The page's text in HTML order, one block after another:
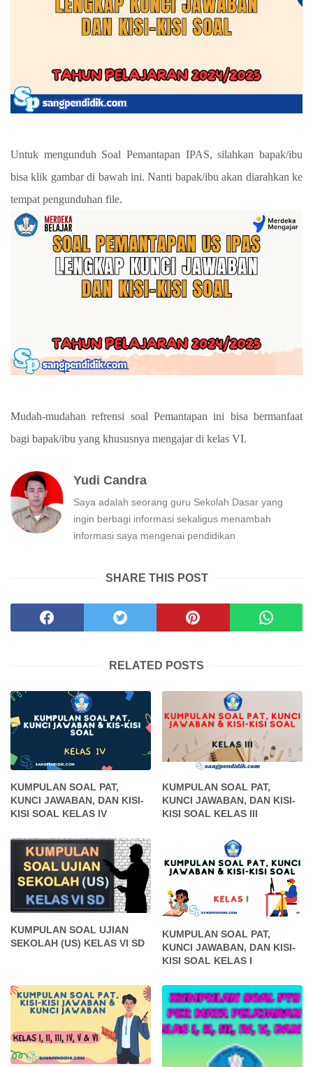
Untuk mengunduh Soal Pemantapan IPAS, silahkan bapak/ibu
bisa klik gambar di bawah ini. Nanti bapak/ibu akan diarahkan ke
tempat pengunduhan file.
Mudah-mudahan refrensi soal Pemantapan ini bisa bermanfaat
bagi bapak/ibu yang khususnya mengajar di kelas VI.
Yudi Candra
Saya adalah seorang guru Sekolah Dasar yang
ingin berbagi informasi sekaligus menambah
informasi saya mengenai pendidikan
SHARE THIS POST
RELATED POSTS
KUMPULAN SOAL PAT,
KUNCI JAWABAN, DAN KISI-
KISI SOAL KELAS IV
KUMPULAN SOAL PAT,
KUNCI JAWABAN, DAN KISI-
KISI SOAL KELAS III
KUMPULAN SOAL UJIAN
SEKOLAH (US) KELAS VI SD
KUMPULAN SOAL PAT,
KUNCI JAWABAN, DAN KISI-
KISI SOAL KELAS I